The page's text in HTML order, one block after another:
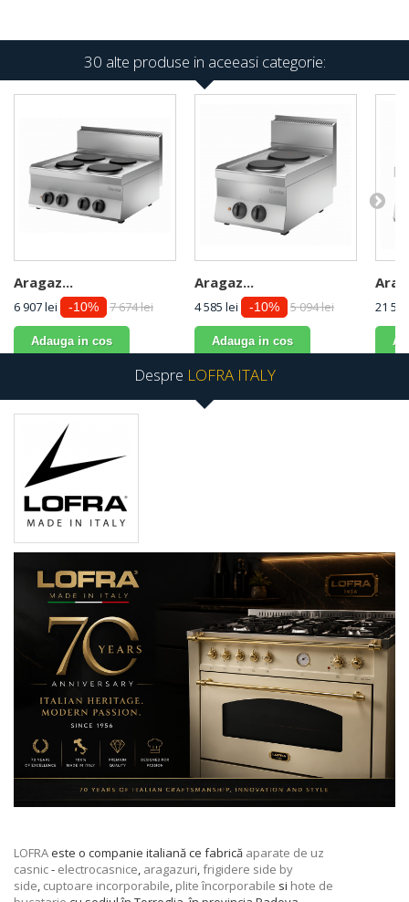
30 alte produse in aceeasi categorie:
Aragaz...
6 907 lei -10% 7 674 lei
Adauga in cos
Aragaz...
4 585 lei -10% 5 094 lei
Adauga in cos
21
Despre LOFRA ITALY
LOFRAeste o companie italiană ce fabrică aparate de uz
casnic- electrocasnice, aragazuri,frigidere side by
side, cuptoare incorporabile, plite încorporabile si hote de